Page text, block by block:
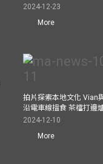
2024-12-23
More
拍片探索本地文化 Vian
沿電車線搵食 茶檔打邊
2024-12-10
More